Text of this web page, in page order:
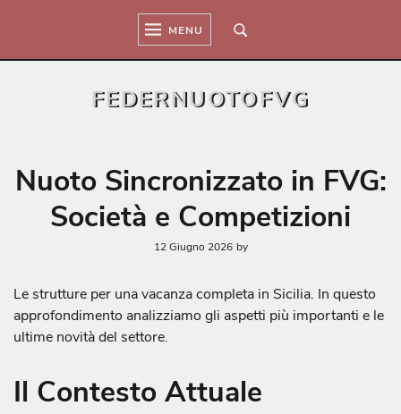
MENU
FEDERNUOTOFVG
Nuoto Sincronizzato in FVG:
Società e Competizioni
12 Giugno 2026 by
Le strutture per una vacanza completa in Sicilia. In questo
approfondimento analizziamo gli aspetti più importanti e le
ultime novità del settore.
Il Contesto Attuale